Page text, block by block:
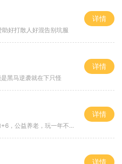
好打散人好混告别坑服
详情
黑马逆袭就在下只怪
详情
公益养老，玩一年不腻，屠龙
详情
详情